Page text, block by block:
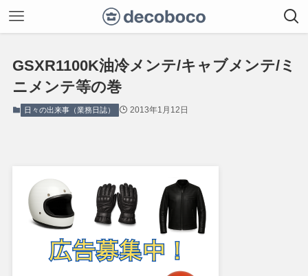
GSXR1100K油冷メンテ/キャブメンテ/ミ
ニメンテ等の巻
日々の出来事（業務日誌） 2013年1月12日